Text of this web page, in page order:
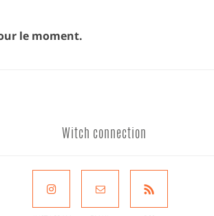
le moment.
Witch connection